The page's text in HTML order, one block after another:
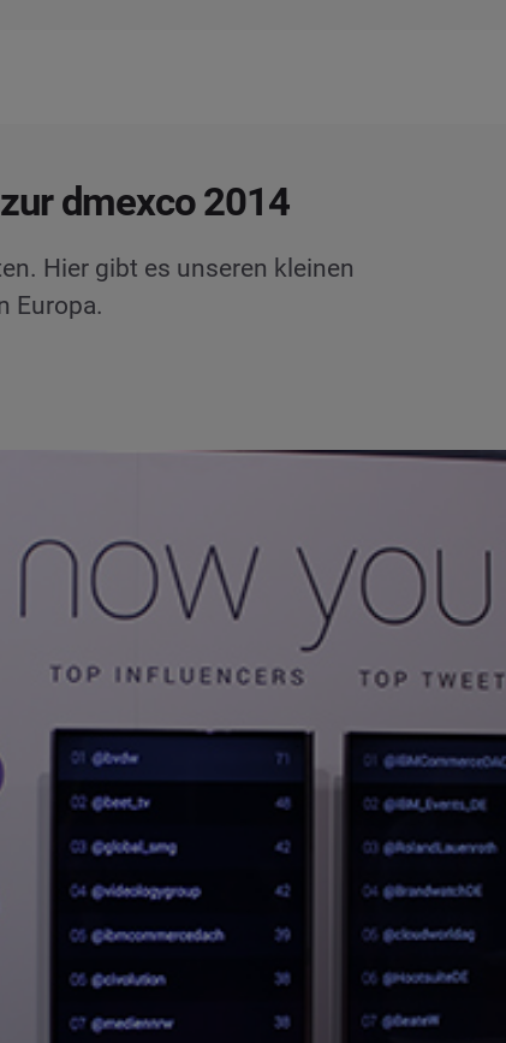
dmexco 2014
Hier gibt es unseren kleinen
Europa.